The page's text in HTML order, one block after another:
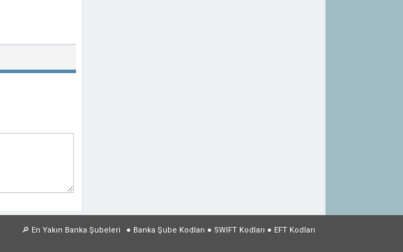
● Banka Şube Kodları ● SWIFT Kodları ● EFT Kodları
🔎 En Yakın Banka Şubeleri